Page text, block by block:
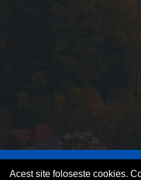
Acest site foloseste cookies.
Copyright © Primaria